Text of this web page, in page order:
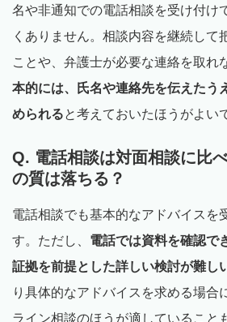
名や非通知での電話相談を受け付け
くありません。相談内容を継続して
ことや、弁護士が必要な連絡を取れ
本的には、氏名や連絡先を伝えたう
められると考えておいたほうがよい
Q. 電話相談は対面相談に比
の質は落ちる？
電話相談でも基本的なアドバイスを
す。ただし、 電話では資料を確認で
証拠を前提とした詳しい検討が難し
り具体的なアドバイスを求める場合
ライン相談のほうが適していること